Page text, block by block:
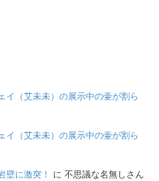
イ（艾未未）の展示中の壷が割ら
イ（艾未未）の展示中の壷が割ら
壁に激突！ に 不思議な名無しさん